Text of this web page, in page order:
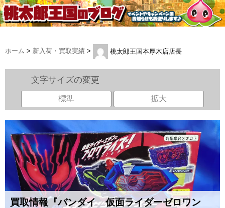
ホーム > 新入荷・買取実績 > 桃太郎王国本厚木店店長
文字サイズの変更
標準 拡大
買取情報『バンダイ 仮面ライダーゼロワン